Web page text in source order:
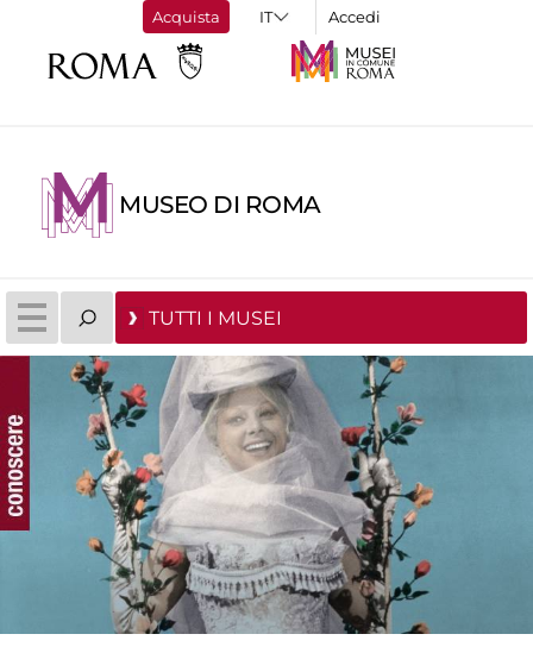
Acquista Accedi
MUSEO DI ROMA
TUTTI I MUSEI